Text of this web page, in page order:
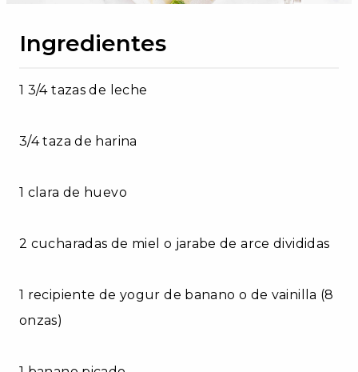
Ingredientes
1 3/4 tazas de leche
3/4 taza de harina
1 clara de huevo
2 cucharadas de miel o jarabe de arce divididas
1 recipiente de yogur de banano o de vainilla (8
onzas)